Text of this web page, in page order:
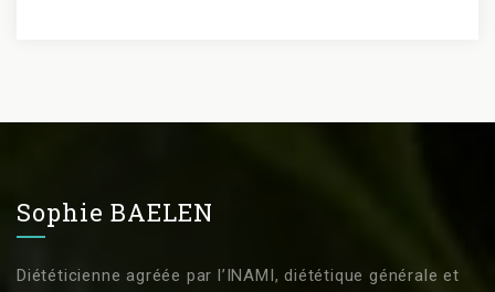
Sophie BAELEN
Diététicienne agréée par l’INAMI, diététique générale et